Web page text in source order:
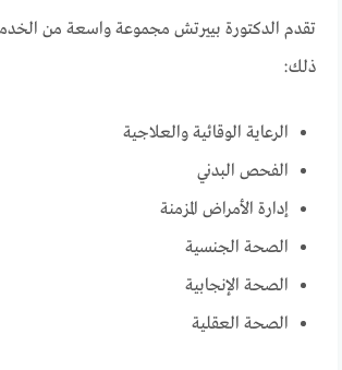
تقدم الدكتورة بييرتش مجموعة واسعة من
ذلك:
الرعاية الوقائية والعلاجية
الفحص البدني
إدارة الأمراض المزمنة
الصحة الجنسية
الصحة الإنجابية
الصحة العقلية